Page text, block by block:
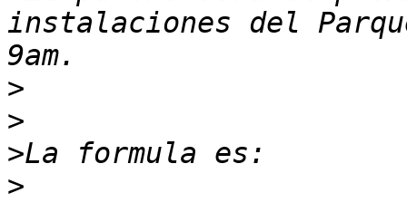
instalaciones del
>
>
>
>